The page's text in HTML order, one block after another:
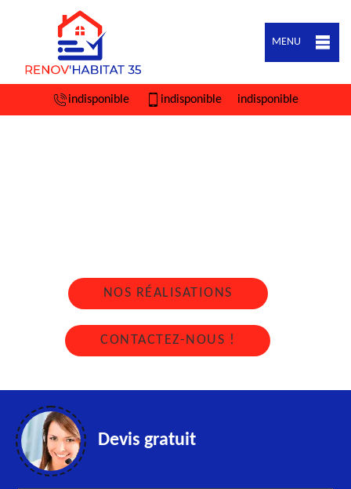
MENU
indisponible indisponible indisponible
NOS RÉALISATIONS
CONTACTEZ-NOUS !
Devis gratuit